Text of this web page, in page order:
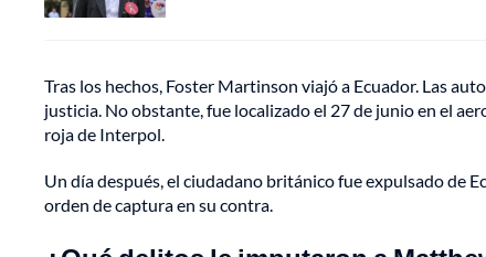
Tras los hechos, Foster Martinson viajó a Ecuador. Las
justicia. No obstante, fue localizado el 27 de junio en el
roja de Interpol.
Un día después, el ciudadano británico fue expulsado de
orden de captura en su contra.